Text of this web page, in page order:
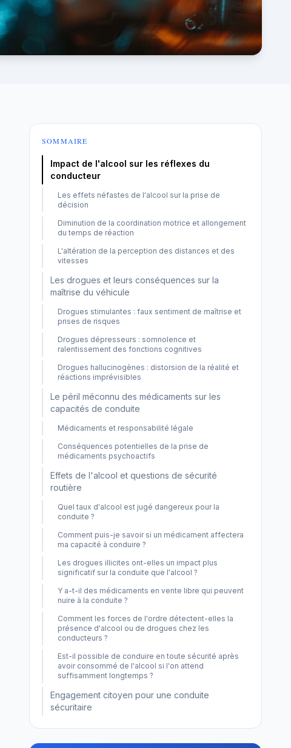
SOMMAIRE
Impact de l'alcool sur les réflexes du
conducteur
Les effets néfastes de l'alcool sur la prise de
décision
Diminution de la coordination motrice et allongement
du temps de réaction
L'altération de la perception des distances et des
vitesses
Les drogues et leurs conséquences sur la
maîtrise du véhicule
Drogues stimulantes : faux sentiment de maîtrise et
prises de risques
Drogues dépresseurs : somnolence et
ralentissement des fonctions cognitives
Drogues hallucinogènes : distorsion de la réalité et
réactions imprévisibles
Le péril méconnu des médicaments sur les
capacités de conduite
Médicaments et responsabilité légale
Conséquences potentielles de la prise de
médicaments psychoactifs
Effets de l'alcool et questions de sécurité
routière
Quel taux d'alcool est jugé dangereux pour la
conduite ?
Comment puis-je savoir si un médicament affectera
ma capacité à conduire ?
Les drogues illicites ont-elles un impact plus
significatif sur la conduite que l'alcool ?
Y a-t-il des médicaments en vente libre qui peuvent
nuire à la conduite ?
Comment les forces de l'ordre détectent-elles la
présence d'alcool ou de drogues chez les
conducteurs ?
Est-il possible de conduire en toute sécurité après
avoir consommé de l'alcool si l'on attend
suffisamment longtemps ?
Engagement citoyen pour une conduite
sécuritaire